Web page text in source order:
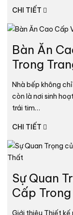
CHI TIẾT
Bàn Ăn
Trong
Nhà bếp không
còn là nơi sinh
trái tim…
CHI TIẾT
Sự Quan
Cấp
Giới thiệu Thiết